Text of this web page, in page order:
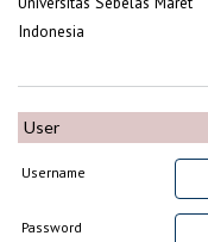
Indonesia
User
Username
Password